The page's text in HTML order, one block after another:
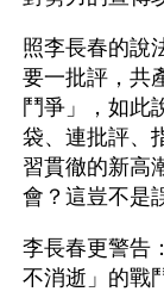
照李長春的說
要一批評，共
鬥爭」，如此
袋、連批評、
習貫徹的新高
會？這豈不是
李長春更警告
不消逝」的戰